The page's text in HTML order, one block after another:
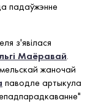
падаўжэнне
з'явілася
Маёравай.
жаночай
паводле артыкула